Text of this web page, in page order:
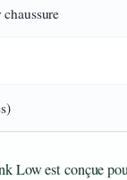
Low est conçue